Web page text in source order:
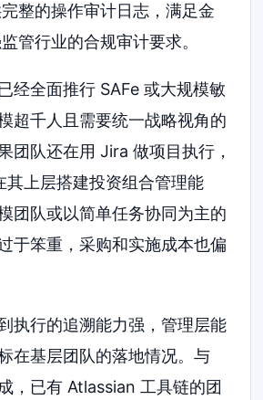
整的操作审计日志，满足金
管行业的合规审计要求。
经全面推行 SAFe 或大规模敏
超千人且需要统一战略视角的
团队还在用 Jira 做项目执行，
上层搭建投资组合管理能
团队或以简单任务协同为主的
于笨重，采购和实施成本也偏
执行的追溯能力强，管理层能
在基层团队的落地情况。与
，已有 Atlassian 工具链的团